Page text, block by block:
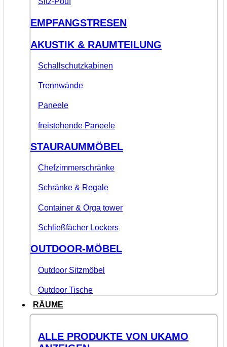
EMPFANGSTRESEN
AKUSTIK & RAUMTEILUNG
Schallschutzkabinen
Trennwände
Paneele
freistehende Paneele
STAURAUMMÖBEL
Chefzimmerschränke
Schränke & Regale
Container & Orga tower
Schließfächer Lockers
OUTDOOR-MÖBEL
Outdoor Sitzmöbel
Outdoor Tische
RÄUME
ALLE PRODUKTE VON UKAMO